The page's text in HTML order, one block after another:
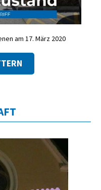
am 17. März 2020